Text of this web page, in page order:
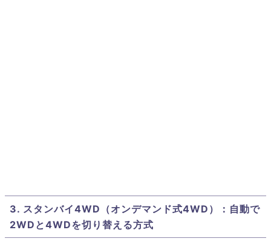
3. スタンバイ4WD（オンデマンド式4WD）：自動で
2WDと4WDを切り替える方式